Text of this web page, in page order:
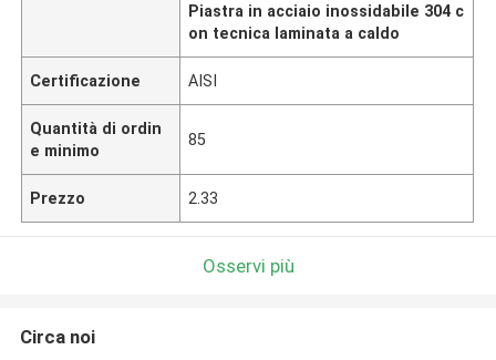
Piastra in acciaio inossidabile 304 c
on tecnica laminata a caldo
Certificazione AISI
Quantità di ordin
e minimo
85
Prezzo 2.33
Osservi più
Circa noi